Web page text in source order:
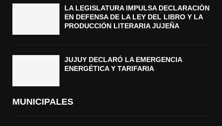
LA LEGISLATURA IMPULSA DECLARACIÓN
EN DEFENSA DE LA LEY DEL LIBRO Y LA
PRODUCCIÓN LITERARIA JUJEÑA
JUJUY DECLARÓ LA EMERGENCIA
ENERGÉTICA Y TARIFARIA
MUNICIPALES